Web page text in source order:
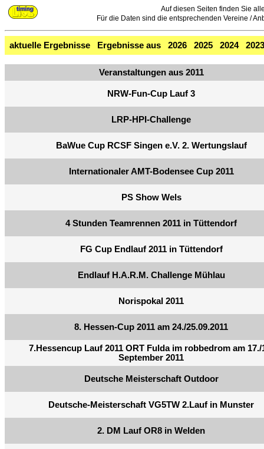
Auf diesen Seiten finden Sie
Für die Daten sind die entsprechenden Vereine /
aktuelle Ergebnisse Ergebnisse aus 2026 2025 2024 2023
Veranstaltungen aus 2011
NRW-Fun-Cup Lauf 3
LRP-HPI-Challenge
BaWue Cup RCSF Singen e.V. 2. Wertungslauf
Internationaler AMT-Bodensee Cup 2011
PS Show Wels
4 Stunden Teamrennen 2011 in Tüttendorf
FG Cup Endlauf 2011 in Tüttendorf
Endlauf H.A.R.M. Challenge Mühlau
Norispokal 2011
8. Hessen-Cup 2011 am 24./25.09.2011
7.Hessencup Lauf 2011 ORT Fulda im robbedrom am 17./
September 2011
Deutsche Meisterschaft Outdoor
Deutsche-Meisterschaft VG5TW 2.Lauf in Munster
2. DM Lauf OR8 in Welden